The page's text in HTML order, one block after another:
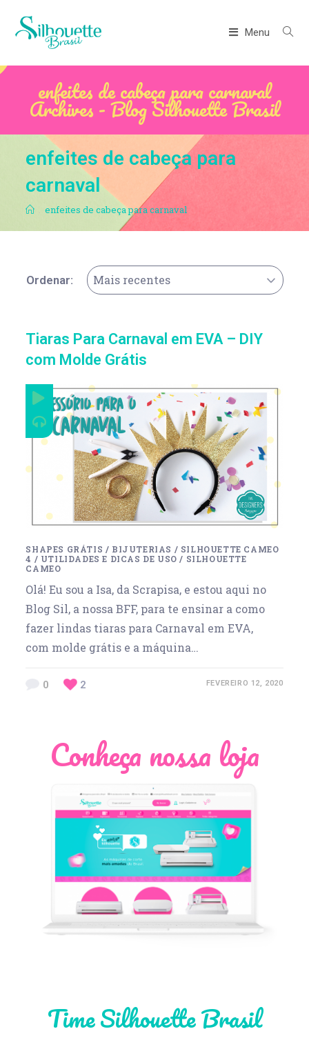
Menu
enfeites de cabeça para carnaval
Archives - Blog Silhouette Brasil
enfeites de cabeça para
carnaval
. enfeites de cabeça para carnaval
Ordenar: Mais recentes
Tiaras Para Carnaval em EVA – DIY
com Molde Grátis
SHAPES GRÁTIS / BIJUTERIAS / SILHOUETTE CAMEO
4 / UTILIDADES E DICAS DE USO / SILHOUETTE
CAMEO
Olá! Eu sou a Isa, da Scrapisa, e estou aqui no
Blog Sil, a nossa BFF, para te ensinar a como
fazer lindas tiaras para Carnaval em EVA,
com molde grátis e a máquina…
0 2 FEVEREIRO 12, 2020
Conheça nossa loja
Time Silhouette Brasil
Léia Pastori
Thiara Ney